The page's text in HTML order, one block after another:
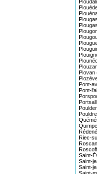
Plovan
Pont-
Pont-
Riec-
Saint-
Saint-
Saint-